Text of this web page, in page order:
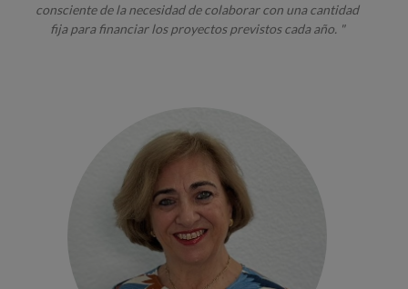
consciente de la necesidad de colaborar con una cantidad
fija para financiar los proyectos previstos cada año. "